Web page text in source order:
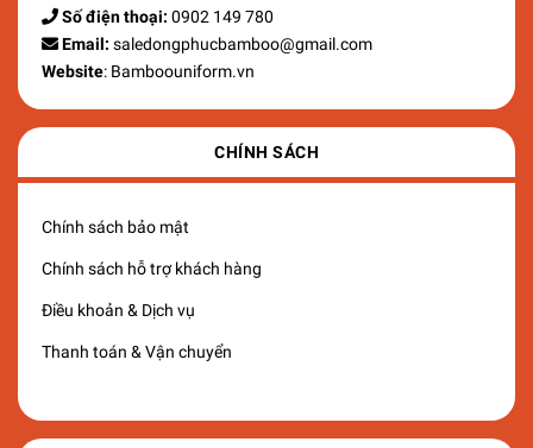
Số điện thoại: 0902 149 780
Email: saledongphucbamboo@gmail.com
Website: Bamboouniform.vn
CHÍNH SÁCH
Chính sách bảo mật
Chính sách hỗ trợ khách hàng
Điều khoản & Dịch vụ
Thanh toán & Vận chuyển